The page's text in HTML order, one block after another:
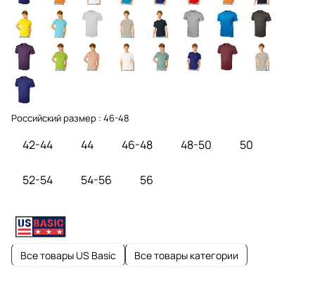
Российский размер : 46-48
42-44 44 46-48 48-50 50
52-54 54-56 56
Все товары US Basic Все товары категории